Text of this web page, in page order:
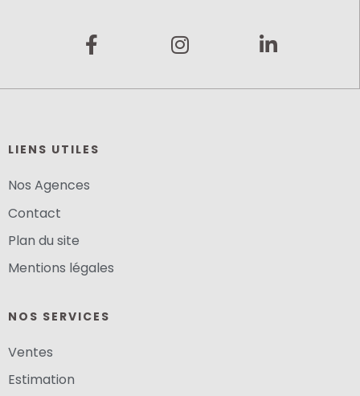
LIENS UTILES
Nos Agences
Contact
Plan du site
Mentions légales
NOS SERVICES
Ventes
Estimation